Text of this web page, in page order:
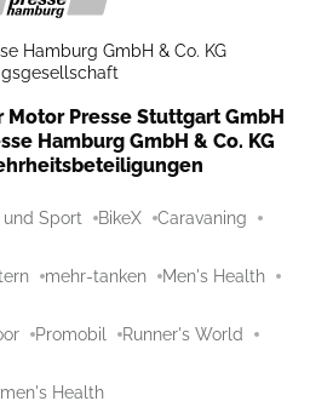
Hamburg GmbH & Co. KG
Presse Stuttgart GmbH
Hamburg GmbH & Co. KG
Sport BikeX Caravaning
mehr-tanken Men's Health
Promobil Runner's World
Health